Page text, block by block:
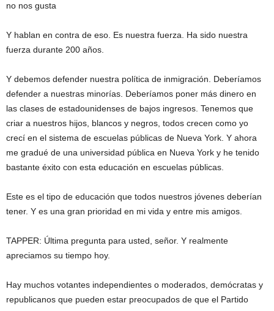
no nos gusta
Y hablan en contra de eso. Es nuestra fuerza. Ha sido nuestra
fuerza durante 200 años.
Y debemos defender nuestra política de inmigración. Deberíamos
defender a nuestras minorías. Deberíamos poner más dinero en
las clases de estadounidenses de bajos ingresos. Tenemos que
criar a nuestros hijos, blancos y negros, todos crecen como yo
crecí en el sistema de escuelas públicas de Nueva York. Y ahora
me gradué de una universidad pública en Nueva York y he tenido
bastante éxito con esta educación en escuelas públicas.
Este es el tipo de educación que todos nuestros jóvenes deberían
tener. Y es una gran prioridad en mi vida y entre mis amigos.
TAPPER: Última pregunta para usted, señor. Y realmente
apreciamos su tiempo hoy.
Hay muchos votantes independientes o moderados, demócratas y
republicanos que pueden estar preocupados de que el Partido